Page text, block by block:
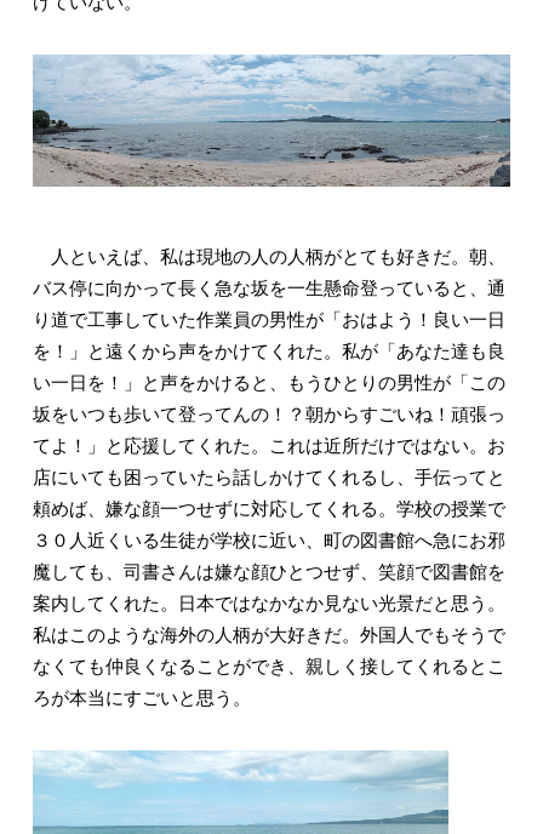
人といえば、私は現地の人の人柄がとても好きだ。朝、
バス停に向かって長く急な坂を一生懸命登っていると、通
り道で工事していた作業員の男性が「おはよう！良い一日
を！」と遠くから声をかけてくれた。私が「あなた達も良
い一日を！」と声をかけると、もうひとりの男性が「この
坂をいつも歩いて登ってんの！？朝からすごいね！頑張っ
てよ！」と応援してくれた。これは近所だけではない。お
店にいても困っていたら話しかけてくれるし、手伝ってと
頼めば、嫌な顔一つせずに対応してくれる。学校の授業で
３０人近くいる生徒が学校に近い、町の図書館へ急にお邪
魔しても、司書さんは嫌な顔ひとつせず、笑顔で図書館を
案内してくれた。日本ではなかなか見ない光景だと思う。
私はこのような海外の人柄が大好きだ。外国人でもそうで
なくても仲良くなることができ、親しく接してくれるとこ
ろが本当にすごいと思う。